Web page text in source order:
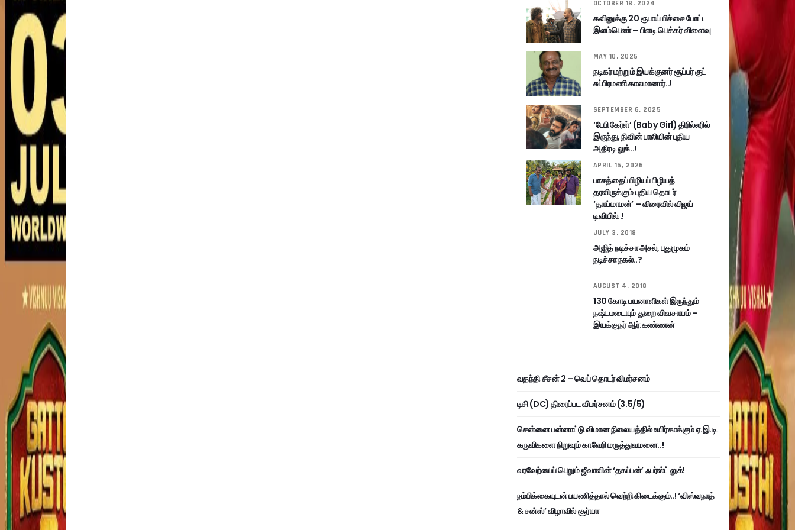
OCTOBER 18, 2024
கவினுக்கு 20 ரூபாய் பிச்சை போட்ட
இளம்பெண் – பிளடி பெக்கர் விளைவு
MAY 10, 2025
நடிகர் மற்றும் இயக்குனர் சூப்பர் குட்
சுப்பிரமணி காலமானார்..!
SEPTEMBER 6, 2025
‘பேபி கேர்ள்’ (Baby Girl) திரில்லரில்
இருந்து, நிவின் பாலியின் புதிய
அதிரடி லுக்..!
APRIL 15, 2026
பாசத்தைப் பிழியப் பிழியத்
தரவிருக்கும் புதிய தொடர்
‘தாய்மாமன்’ – விரைவில் விஜய்
டிவியில்..!
JULY 3, 2018
அஜித் நடிச்சா அசல், புதுமுகம்
நடிச்சா நகல்..?
AUGUST 4, 2018
130 கோடி பயனாளிகள் இருந்தும்
நஷ்டமடையும் துறை விவசாயம் –
இயக்குநர் ஆர்.கண்ணன்
வதந்தி சீசன் 2 – வெப் தொடர் விமர்சனம்
டிசி (DC) திரைப்பட விமர்சனம் (3.5/5)
சென்னை பன்னாட்டு விமான நிலையத்தில் உயிர்காக்கும் ஏ.இ.டி
கருவிகளை நிறுவும் காவேரி மருத்துவமனை..!
வரவேற்பைப் பெறும் ஜீவாவின் ‘தகப்பன்’ ஃபர்ஸ்ட் லுக்!
நம்பிக்கையுடன் பயணித்தால் வெற்றி கிடைக்கும்..! ‘விஸ்வநாத்
& சன்ஸ்’ விழாவில் சூர்யா